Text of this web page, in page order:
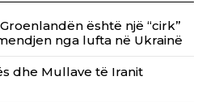
është një “cirk”
nga lufta në Ukrainë
dhe Mullave të Iranit